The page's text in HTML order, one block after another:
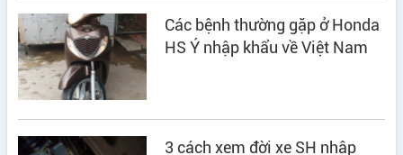
Các bệnh thường gặp ở Honda
HS Ý nhập khẩu về Việt Nam
3 cách xem đời xe SH nhập